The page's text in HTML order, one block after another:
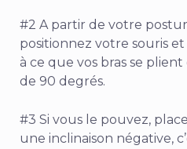
#2 A partir de votre
positionnez votre souris
à ce que vos bras se
de 90 degrés.
#3 Si vous le pouvez,
une inclinaison négative,